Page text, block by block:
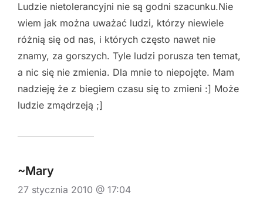
Ludzie nietolerancyjni nie są godni szacunku.Nie
wiem jak można uważać ludzi, którzy niewiele
różnią się od nas, i których często nawet nie
znamy, za gorszych. Tyle ludzi porusza ten temat,
a nic się nie zmienia. Dla mnie to niepojęte. Mam
nadzieję że z biegiem czasu się to zmieni :] Może
ludzie zmądrzeją ;]
~Mary
27 stycznia 2010 @ 17:04